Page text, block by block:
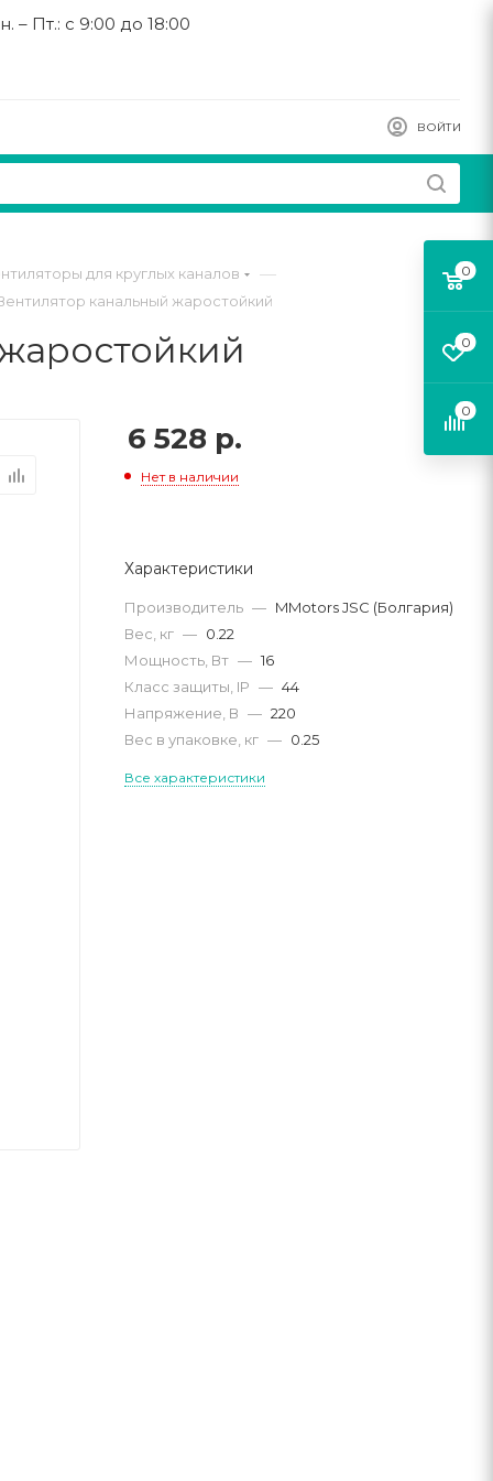
– Пт.: с 9:00 до 18:00
ВОЙТИ
для круглых каналов —
канальный жаростойкий
6 528 р.
Нет в наличии
Характеристики
Производитель — MMotors JSC (Болгария)
Вес, кг — 0.22
Мощность, Вт — 16
Класс защиты, IP — 44
Напряжение, В — 220
Вес в упаковке, кг — 0.25
Все характеристики
0
0
0